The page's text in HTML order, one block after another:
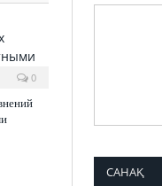
0
САНАҚ